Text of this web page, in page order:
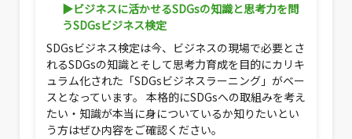
▶ビジネスに活かせるSDGsの知識と思考力を問
うSDGsビジネス検定
SDGsビジネス検定は今、ビジネスの現場で必要とさ
れるSDGsの知識とそして思考力育成を目的にカリキ
ュラム化された「SDGsビジネスラーニング」がベー
スとなっています。 本格的にSDGsへの取組みを考え
たい・知識が本当に身についているか知りたいとい
う方はぜひ内容をご確認ください。